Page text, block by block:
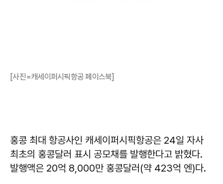
[사진=캐세이퍼시픽항공 페이스북]
홍콩 최대 항공사인 캐세이퍼시픽항공은 24일 자사
최초의 홍콩달러 표시 공모채를 발행한다고 밝혔다.
발행액은 20억 8,000만 홍콩달러(약 423억 엔)다.